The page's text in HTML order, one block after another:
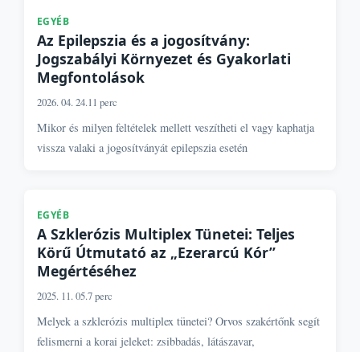
EGYÉB
Az Epilepszia és a jogosítvány:
Jogszabályi Környezet és Gyakorlati
Megfontolások
2026. 04. 24.11 perc
Mikor és milyen feltételek mellett veszítheti el vagy kaphatja
vissza valaki a jogosítványát epilepszia esetén
EGYÉB
A Szklerózis Multiplex Tünetei: Teljes
Körű Útmutató az „Ezerarcú Kór”
Megértéséhez
2025. 11. 05.7 perc
Melyek a szklerózis multiplex tünetei? Orvos szakértőnk segít
felismerni a korai jeleket: zsibbadás, látászavar,